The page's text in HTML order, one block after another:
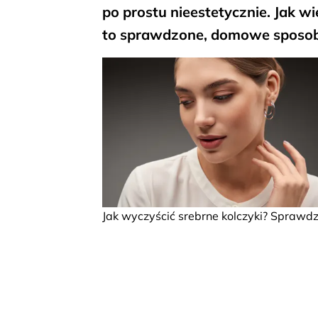
po prostu nieestetycznie. Jak
to sprawdzone, domowe
Jak wyczyścić srebrne kolczyki?